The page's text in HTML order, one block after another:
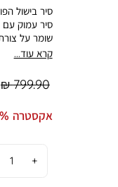
סיר עמוק עם
שומר על
בתמונה
קרא עוד...
מחיר
799.90 ₪
אקסטרה 25% על היתרה! מתעדכן בסל